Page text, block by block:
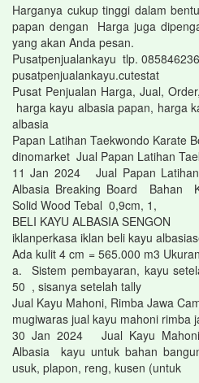
Harganya cukup tinggi dalam
papan dengan Harga juga
yang akan Anda pesan.
Pusatpenjualankayu tlp.
pusatpenjualankayu.cutestat
Pusat Penjualan Harga, Jual,
harga kayu albasia papan, harga
albasia
Papan Latihan Taekwondo Karate
dinomarket Jual Papan Latihan
11 Jan 2024 Jual Papan
Albasia Breaking Board Bahan
Solid Wood Tebal 0,9cm, 1,
BELI KAYU ALBASIA SENGON
iklanperkasa iklan beli kayu
Ada kulit 4 cm = 565.000 m3
a. Sistem pembayaran, kayu
50 , sisanya setelah tally
Jual Kayu Mahoni, Rimba Jawa
mugiwaras jual kayu mahoni rimba
30 Jan 2024 Jual Kayu
Albasia kayu untuk bahan
usuk, plapon, reng, kusen (untuk